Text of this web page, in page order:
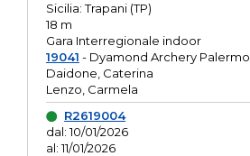
Sicilia: Trapani (TP)
18 m
Gara Interregionale indoor
19041 - Dyamond Archery Palermo
Daidone, Caterina
Lenzo, Carmela
R2619004
dal: 10/01/2026
al: 11/01/2026